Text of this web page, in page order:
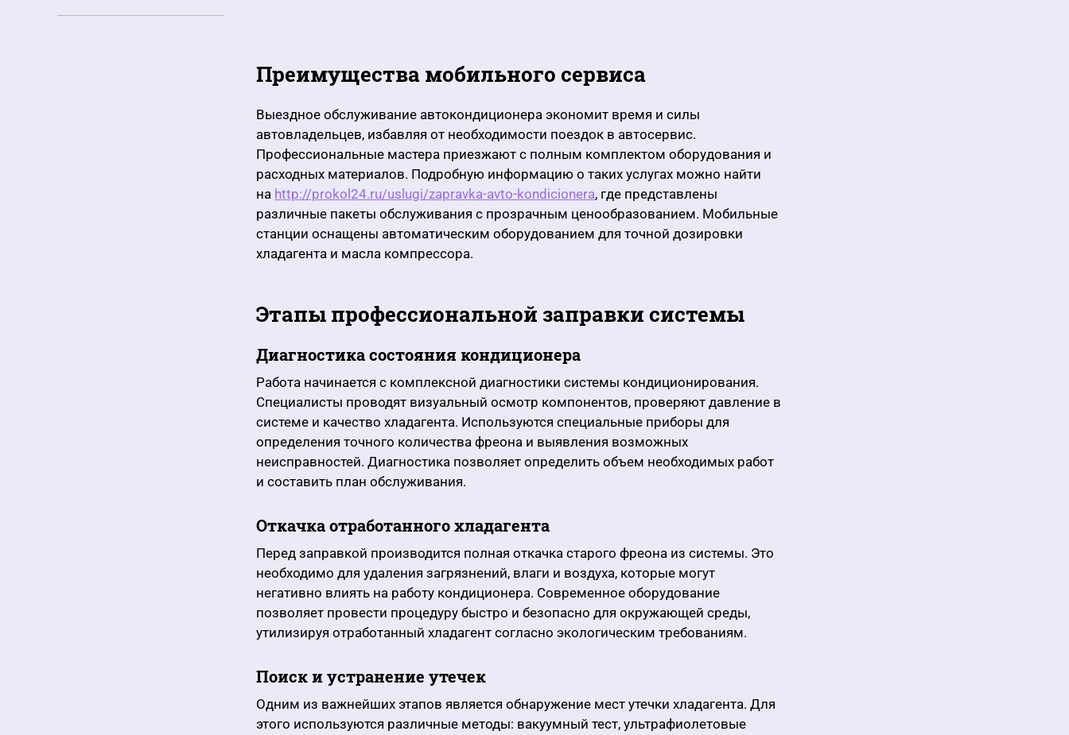
Преимущества мобильного сервиса
Выездное обслуживание автокондиционера экономит время и силы
автовладельцев, избавляя от необходимости поездок в автосервис.
Профессиональные мастера приезжают с полным комплектом оборудования и
расходных материалов. Подробную информацию о таких услугах можно найти
на http://prokol24.ru/uslugi/zapravka-avto-kondicionera, где представлены
различные пакеты обслуживания с прозрачным ценообразованием. Мобильные
станции оснащены автоматическим оборудованием для точной дозировки
хладагента и масла компрессора.
Этапы профессиональной заправки системы
Диагностика состояния кондиционера
Работа начинается с комплексной диагностики системы кондиционирования.
Специалисты проводят визуальный осмотр компонентов, проверяют давление в
системе и качество хладагента. Используются специальные приборы для
определения точного количества фреона и выявления возможных
неисправностей. Диагностика позволяет определить объем необходимых работ
и составить план обслуживания.
Откачка отработанного хладагента
Перед заправкой производится полная откачка старого фреона из системы. Это
необходимо для удаления загрязнений, влаги и воздуха, которые могут
негативно влиять на работу кондиционера. Современное оборудование
позволяет провести процедуру быстро и безопасно для окружающей среды,
утилизируя отработанный хладагент согласно экологическим требованиям.
Поиск и устранение утечек
Одним из важнейших этапов является обнаружение мест утечки хладагента. Для
этого используются различные методы: вакуумный тест, ультрафиолетовые